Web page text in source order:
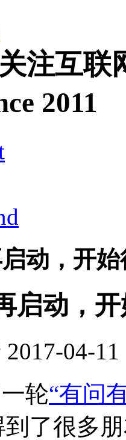
注互联
2011
动，开
启动，
04-11
轮“有问
了很多